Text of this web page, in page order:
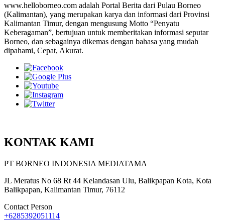
www.helloborneo.com adalah Portal Berita dari Pulau Borneo
(Kalimantan), yang merupakan karya dan informasi dari Provinsi
Kalimantan Timur, dengan mengusung Motto “Penyatu
Keberagaman”, bertujuan untuk memberitakan informasi seputar
Borneo, dan sebagainya dikemas dengan bahasa yang mudah
dipahami, Cepat, Akurat.
KONTAK KAMI
PT BORNEO INDONESIA MEDIATAMA
JL Meratus No 68 Rt 44 Kelandasan Ulu, Balikpapan Kota, Kota
Balikpapan, Kalimantan Timur, 76112
Contact Person
+6285392051114